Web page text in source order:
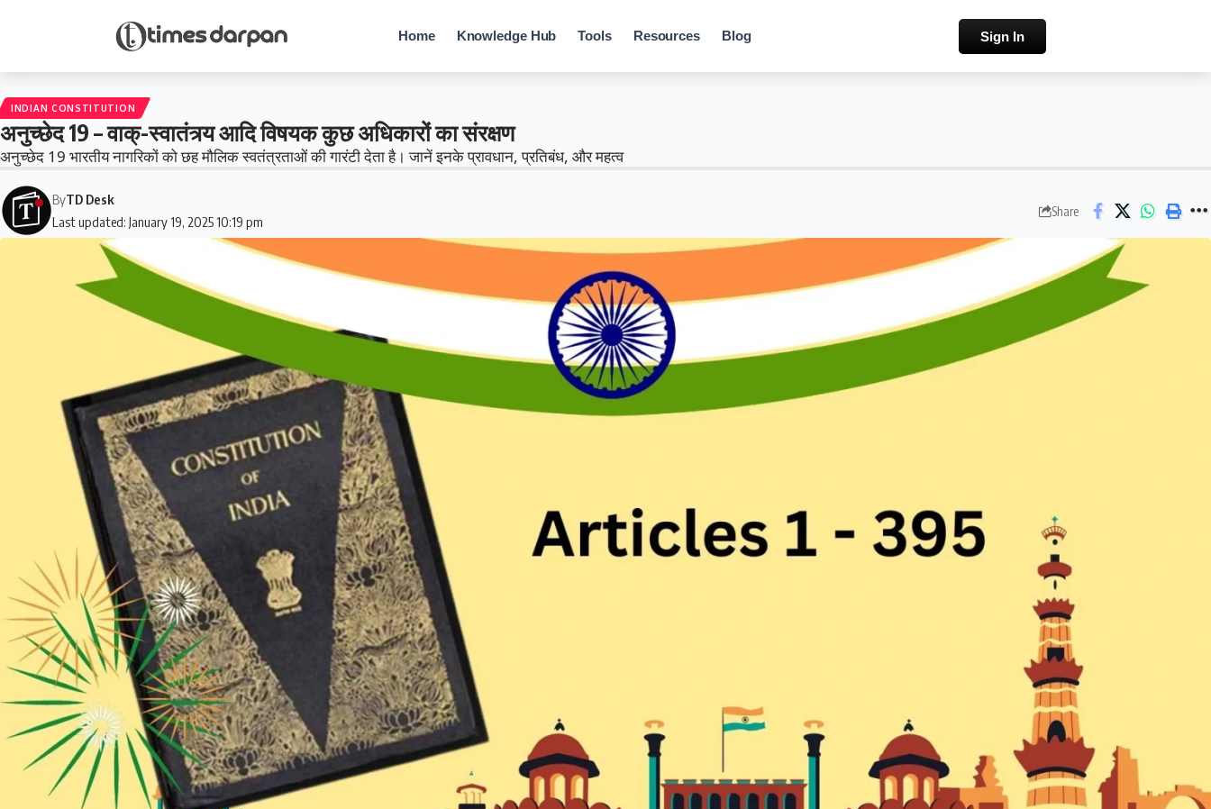
Home Knowledge Hub Tools Resources Blog Sign In
INDIAN CONSTITUTION
अनुच्छेद 19 – वाक्‌-स्वातंत्र्य आदि विषयक कुछ अधिकारों का संरक्षण
अनुच्छेद 19 भारतीय नागरिकों को छह मौलिक स्वतंत्रताओं की गारंटी देता है। जानें इनके प्रावधान, प्रतिबंध, और महत्व
Last updated: January 19, 2025 10:19 pm
ByTD Desk
Share